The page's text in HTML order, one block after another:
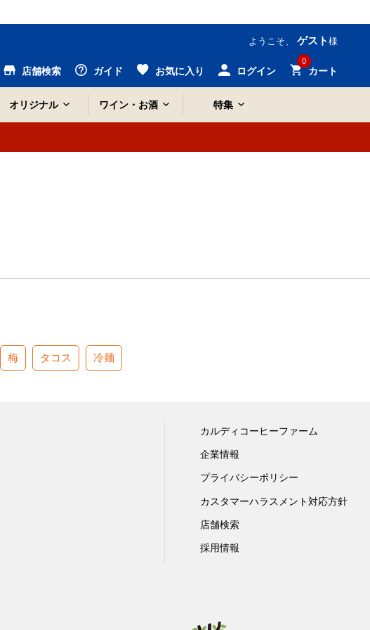
ようこそ、 ゲスト 様
店舗検索 ガイド お気に入り ログイン
0
カート
オリジナル ワイン・お酒 特集
梅 タコス 冷麺
カルディコーヒーファーム
企業情報
プライバシーポリシー
カスタマーハラスメント対応方針
店舗検索
採用情報